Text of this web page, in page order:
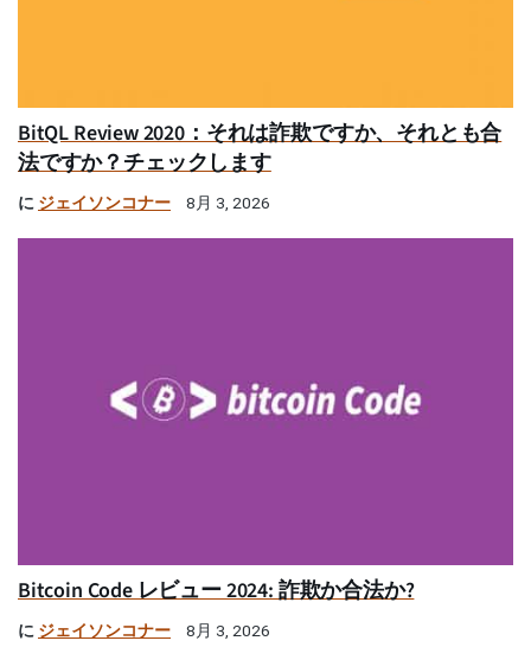
BitQL Review 2020：それは詐欺ですか、それとも合
法ですか？チェックします
に ジェイソンコナー 8月 3, 2026
Bitcoin Code レビュー 2024: 詐欺か合法か?
に ジェイソンコナー 8月 3, 2026